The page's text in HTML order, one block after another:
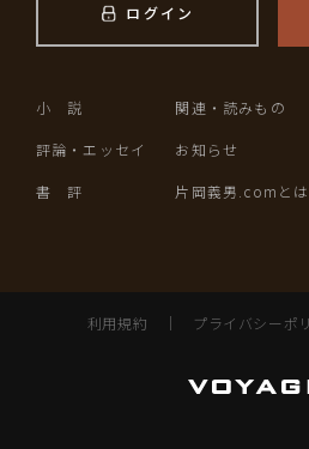
ログイン
小 説
評論・エッセイ
書 評
関連・読みもの
お知らせ
片岡義男.comとは
利用規約 ｜ プライバシーポ